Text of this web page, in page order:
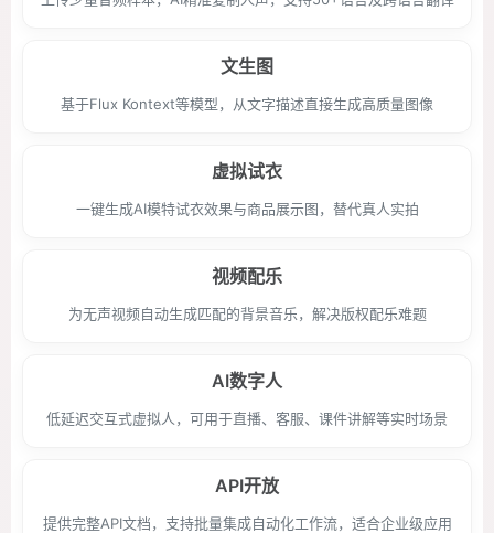
文生图
基于Flux Kontext等模型，从文字描述直接生成高质量图像
虚拟试衣
一键生成AI模特试衣效果与商品展示图，替代真人实拍
视频配乐
为无声视频自动生成匹配的背景音乐，解决版权配乐难题
AI数字人
低延迟交互式虚拟人，可用于直播、客服、课件讲解等实时场景
API开放
提供完整API文档，支持批量集成自动化工作流，适合企业级应用